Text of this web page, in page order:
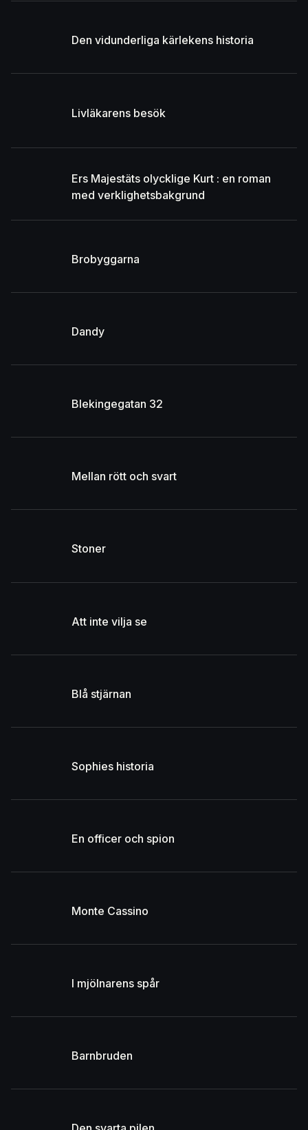
Den vidunderliga kärlekens historia
Livläkarens besök
Ers Majestäts olycklige Kurt : en roman
med verklighetsbakgrund
Brobyggarna
Dandy
Blekingegatan 32
Mellan rött och svart
Stoner
Att inte vilja se
Blå stjärnan
Sophies historia
En officer och spion
Monte Cassino
I mjölnarens spår
Barnbruden